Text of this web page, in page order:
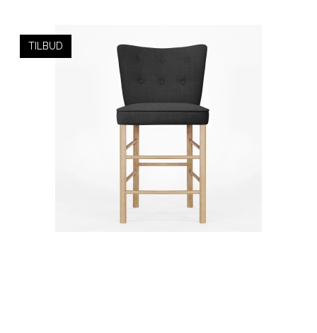
TILBUD